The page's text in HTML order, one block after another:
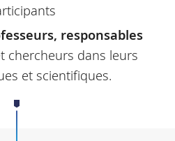
responsables
chercheurs dans leurs
et scientifiques.